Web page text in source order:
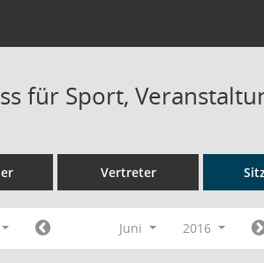
für Sport,
Vertreter
Juni 2016